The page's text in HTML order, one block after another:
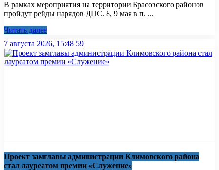
В рамках мероприятия на территории Брасовского районов
пройдут рейды нарядов ДПС. 8, 9 мая в п. ...
Читать далее
7 августа 2026, 15:48 59
Проект замглавы администрации Климовского района
стал лауреатом премии «Служение»